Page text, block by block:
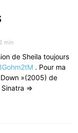
min
de Sheila toujours
. Pour ma
Down »(2005) de
=>